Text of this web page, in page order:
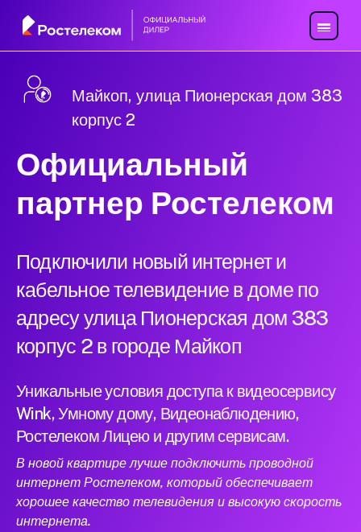
Майкоп, улица Пионерская дом 383
корпус 2
Официальный
партнер Ростелеком
Подключили новый интернет и
кабельное телевидение в доме по
адресу улица Пионерская дом 383
корпус 2 в городе Майкоп
Уникальные условия доступа к видеосервису
Wink, Умному дому, Видеонаблюдению,
Ростелеком Лицею и другим сервисам.
В новой квартире лучше подключить проводной
интернет Ростелеком, который обеспечивает
хорошее качество телевидения и высокую скорость
интернета.